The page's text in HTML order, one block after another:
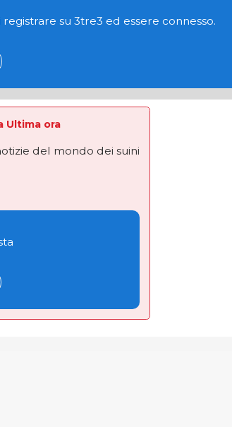
su 3tre3 ed essere connesso.
Ultima ora
del mondo dei suini